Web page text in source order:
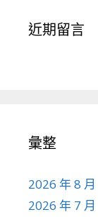
近期留言
彙整
2026 年 8 月
2026 年 7 月